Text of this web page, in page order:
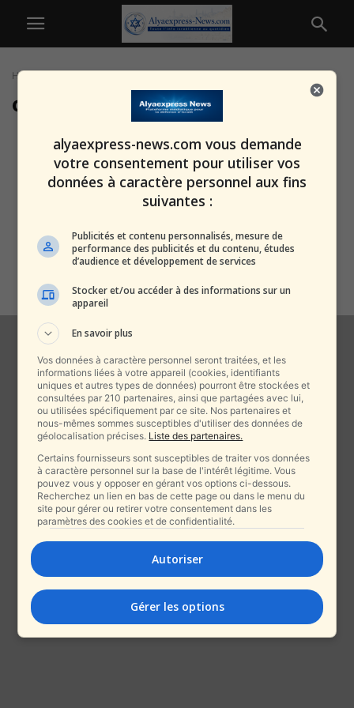
Home
contrebande vers Gaza
Des centaines de kilogrammes
de tabac – dans des conserves
de...
alxprss_sab
Quand le Shin Bet parle de
sécurité nationale… et que
l’ironie...
alxprss_sab - 4 février 2026
alyaexpress-news.com vous demande
votre consentement pour utiliser vos
données à caractère personnel aux fins
suivantes :
Publicités et contenu personnalisés, mesure de
performance des publicités et du contenu, études
d’audience et développement de services
Stocker et/ou accéder à des informations sur un
appareil
En savoir plus
Vos données à caractère personnel seront traitées, et les
informations liées à votre appareil (cookies, identifiants
uniques et autres types de données) pourront être stockées et
consultées par 210 partenaires, ainsi que partagées avec lui,
ou utilisées spécifiquement par ce site. Nos partenaires et
nous-mêmes sommes susceptibles d'utiliser des données de
géolocalisation précises. Liste des partenaires.
Certains fournisseurs sont susceptibles de traiter vos données
à caractère personnel sur la base de l'intérêt légitime. Vous
pouvez vous y opposer en gérant vos options ci-dessous.
Recherchez un lien en bas de cette page ou dans le menu du
site pour gérer ou retirer votre consentement dans les
paramètres des cookies et de confidentialité.
Autoriser
Gérer les options